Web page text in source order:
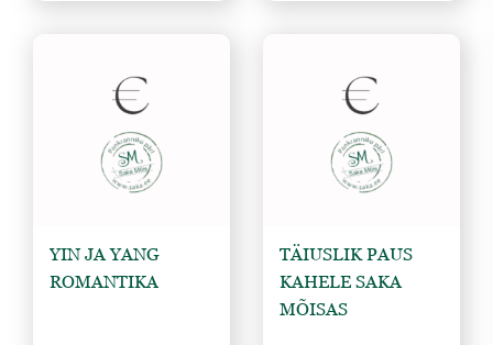
YIN JA YANG
ROMANTIKA
TÄIUSLIK PAUS
KAHELE SAKA
MÕISAS